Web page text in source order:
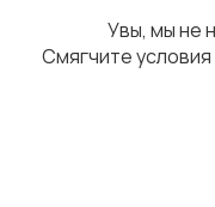
Водные виды
Увы, мы не
Смягчите